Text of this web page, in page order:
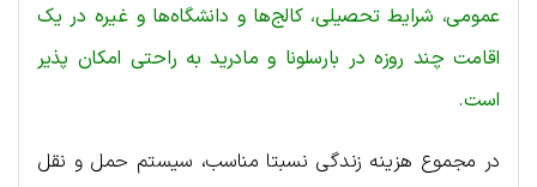
عمومی، شرایط تحصیلی، کالج‌ها و دانشگاه‌ها و غیره در یک
اقامت چند روزه در بارسلونا و مادرید به راحتی امکان پذیر
است.
در مجموع هزینه زندگی نسبتا مناسب، سیستم حمل و نقل